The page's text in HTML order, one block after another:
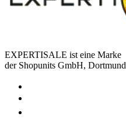
EXPERTISALE ist eine Marke
der Shopunits GmbH, Dortmund